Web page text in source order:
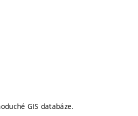
GIS databáze.